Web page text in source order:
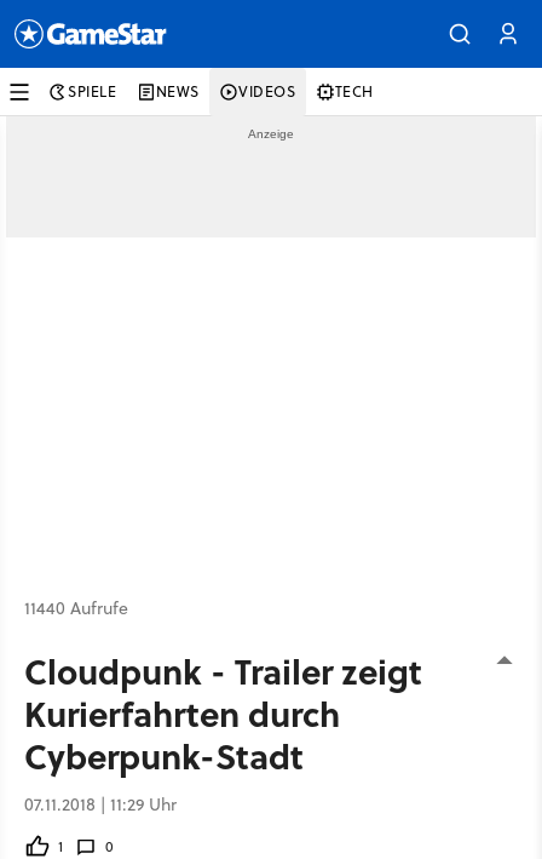
SPIELE NEWS VIDEOS TECH
11440 Aufrufe
Cloudpunk - Trailer zeigt
Kurierfahrten durch
Cyberpunk-Stadt
07.11.2018 | 11:29 Uhr
1 0